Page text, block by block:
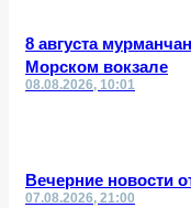
8 августа
Морском вокзале
08.08.2026, 10:01
Вечерние новости
07.08.2026, 21:00